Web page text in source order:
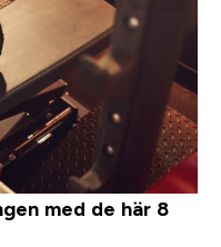
med de här 8